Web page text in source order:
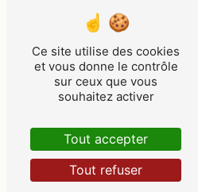
Ce site utilise des cookies
et vous donne le contrôle
sur ceux que vous
souhaitez activer
Tout accepter
Tout refuser